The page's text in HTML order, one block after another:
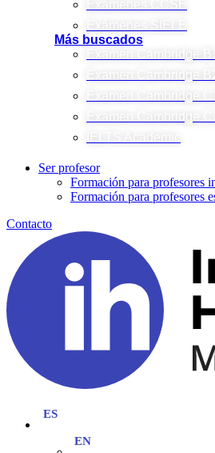
Exámenes CCSE
Exámenes SIELE
Más buscados
Examen Cambridge
Examen Cambridge
Examen Cambridge
Examen Cambridge
IELTS Academic
Ser profesor
Formación para profesores
Formación para profesores
Contacto